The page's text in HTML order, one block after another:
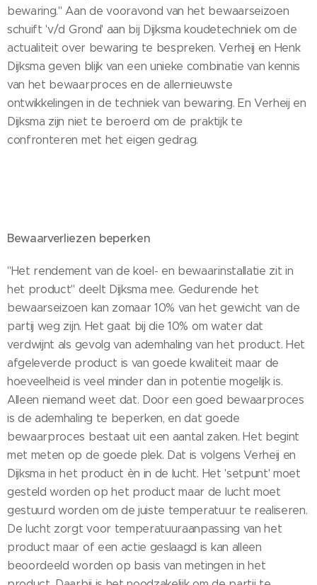
bewaring." Aan de vooravond van het bewaarseizoen
schuift 'v/d Grond' aan bij Dijksma koudetechniek om de
actualiteit over bewaring te bespreken. Verheij en Henk
Dijksma geven blijk van een unieke combinatie van kennis
van het bewaarproces en de allernieuwste
ontwikkelingen in de techniek van bewaring. En Verheij en
Dijksma zijn niet te beroerd om de praktijk te
confronteren met het eigen gedrag.
Bewaarverliezen beperken
"Het rendement van de koel- en bewaarinstallatie zit in
het product" deelt Dijksma mee. Gedurende het
bewaarseizoen kan zomaar 10% van het gewicht van de
partij weg zijn. Het gaat bij die 10% om water dat
verdwijnt als gevolg van ademhaling van het product. Het
afgeleverde product is van goede kwaliteit maar de
hoeveelheid is veel minder dan in potentie mogelijk is.
Alleen niemand weet dat. Door een goed bewaarproces
is de ademhaling te beperken, en dat goede
bewaarproces bestaat uit een aantal zaken. Het begint
met meten op de goede plek. Dat is volgens Verheij en
Dijksma in het product èn in de lucht. Het 'setpunt' moet
gesteld worden op het product maar de lucht moet
gestuurd worden om de juiste temperatuur te realiseren.
De lucht zorgt voor temperatuuraanpassing van het
product maar of een actie geslaagd is kan alleen
beoordeeld worden op basis van metingen in het